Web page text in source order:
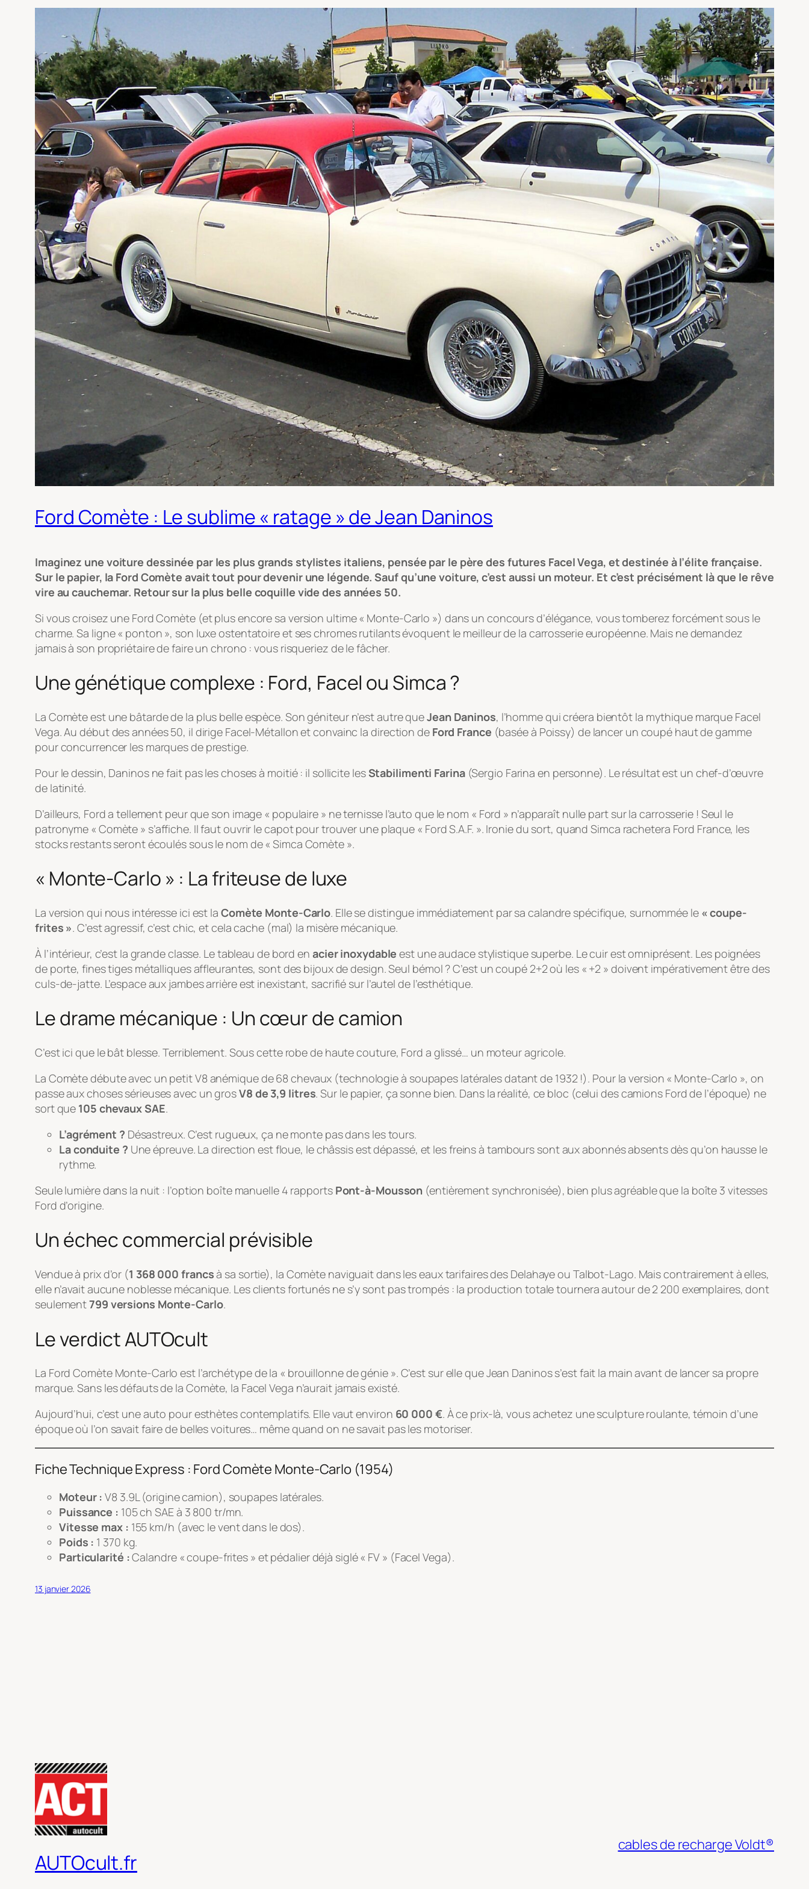
Ford Comète : Le sublime « ratage » de Jean Daninos
Imaginez une voiture dessinée par les plus grands stylistes italiens, pensée par le père des futures Facel Vega, et destinée à l’élite française.
Sur le papier, la Ford Comète avait tout pour devenir une légende. Sauf qu’une voiture, c’est aussi un moteur. Et c’est précisément là que le rêve
vire au cauchemar. Retour sur la plus belle coquille vide des années 50.
Si vous croisez une Ford Comète (et plus encore sa version ultime « Monte-Carlo ») dans un concours d’élégance, vous tomberez forcément sous le
charme. Sa ligne « ponton », son luxe ostentatoire et ses chromes rutilants évoquent le meilleur de la carrosserie européenne. Mais ne demandez
jamais à son propriétaire de faire un chrono : vous risqueriez de le fâcher.
Une génétique complexe : Ford, Facel ou Simca ?
La Comète est une bâtarde de la plus belle espèce. Son géniteur n’est autre queJean Daninos, l’homme qui créera bientôt la mythique marque Facel
Vega. Au début des années 50, il dirige Facel-Métallon et convainc la direction de Ford France (basée à Poissy) de lancer un coupé haut de gamme
pour concurrencer les marques de prestige.
Pour le dessin, Daninos ne fait pas les choses à moitié : il sollicite lesStabilimenti Farina(Sergio Farina en personne). Le résultat est un chef-d’œuvre
de latinité.
D’ailleurs, Ford a tellement peur que son image « populaire » ne ternisse l’auto que le nom « Ford » n’apparaît nulle part sur la carrosserie ! Seul le
patronyme « Comète » s’affiche. Il faut ouvrir le capot pour trouver une plaque « Ford S.A.F. ». Ironie du sort, quand Simca rachetera Ford France, les
stocks restants seront écoulés sous le nom de « Simca Comète ».
« Monte-Carlo » : La friteuse de luxe
La version qui nous intéresse ici est la Comète Monte-Carlo. Elle se distingue immédiatement par sa calandre spécifique, surnommée le « coupe-
frites ». C’est agressif, c’est chic, et cela cache (mal) la misère mécanique.
À l’intérieur, c’est la grande classe. Le tableau de bord en acier inoxydable est une audace stylistique superbe. Le cuir est omniprésent. Les poignées
de porte, fines tiges métalliques affleurantes, sont des bijoux de design. Seul bémol ? C’est un coupé 2+2 où les « +2 » doivent impérativement être des
culs-de-jatte. L’espace aux jambes arrière est inexistant, sacrifié sur l’autel de l’esthétique.
Le drame mécanique : Un cœur de camion
C’est ici que le bât blesse. Terriblement. Sous cette robe de haute couture, Ford a glissé… un moteur agricole.
La Comète débute avec un petit V8 anémique de 68 chevaux (technologie à soupapes latérales datant de 1932 !). Pour la version « Monte-Carlo », on
passe aux choses sérieuses avec un grosV8 de 3,9 litres. Sur le papier, ça sonne bien. Dans la réalité, ce bloc (celui des camions Ford de l’époque) ne
sort que 105 chevaux SAE.
L’agrément ? Désastreux. C’est rugueux, ça ne monte pas dans les tours.
La conduite ? Une épreuve. La direction est floue, le châssis est dépassé, et les freins à tambours sont aux abonnés absents dès qu’on hausse le
rythme.
Seule lumière dans la nuit : l’option boîte manuelle 4 rapports Pont-à-Mousson (entièrement synchronisée), bien plus agréable que la boîte 3 vitesses
Ford d’origine.
Un échec commercial prévisible
Vendue à prix d’or (1 368 000 francsà sa sortie), la Comète naviguait dans les eaux tarifaires des Delahaye ou Talbot-Lago. Mais contrairement à elles,
elle n’avait aucune noblesse mécanique. Les clients fortunés ne s’y sont pas trompés : la production totale tournera autour de 2 200 exemplaires, dont
seulement799 versions Monte-Carlo.
Le verdict AUTOcult
La Ford Comète Monte-Carlo est l’archétype de la « brouillonne de génie ». C’est sur elle que Jean Daninos s’est fait la main avant de lancer sa propre
marque. Sans les défauts de la Comète, la Facel Vega n’aurait jamais existé.
Aujourd’hui, c’est une auto pour esthètes contemplatifs. Elle vaut environ 60 000 €. À ce prix-là, vous achetez une sculpture roulante, témoin d’une
époque où l’on savait faire de belles voitures… même quand on ne savait pas les motoriser.
Fiche Technique Express : Ford Comète Monte-Carlo (1954)
Moteur : V8 3.9L (origine camion), soupapes latérales.
Puissance : 105 ch SAE à 3 800 tr/mn.
Vitesse max : 155 km/h (avec le vent dans le dos).
Poids : 1 370 kg.
Particularité :Calandre « coupe-frites » et pédalier déjà siglé « FV » (Facel Vega).
13 janvier 2026
AUTOcult.fr
cables de recharge Voldt®